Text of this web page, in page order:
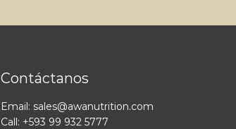
Contáctanos
Email: sales@awanutrition.com
Call: +593 99 932 5777